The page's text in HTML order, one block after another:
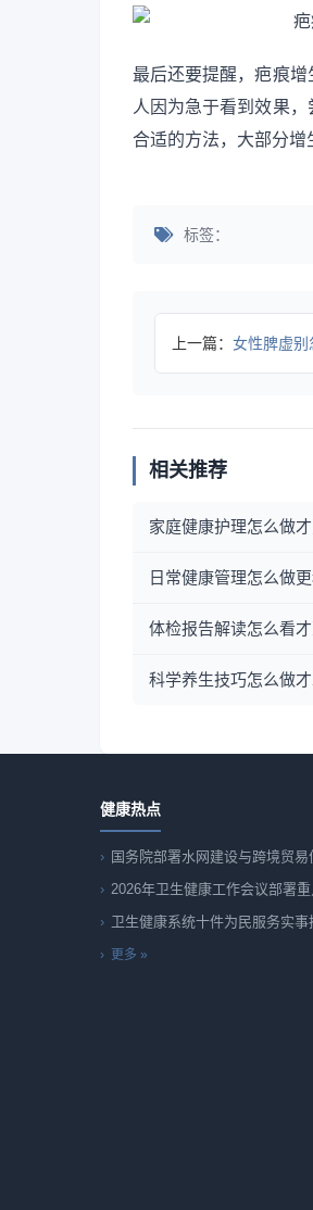
最后还要提醒，疤痕
人因为急于看到效果
合适的方法，大部分增
标签：
上一篇： 女性脾虚别
相关推荐
家庭健康护理怎么做
日常健康管理怎么做
体检报告解读怎么看
科学养生技巧怎么做
健康热点
国务院部署水网建设与跨境贸易
2026年卫生健康工作会议部署重
卫生健康系统十件为民服务实事
更多 »